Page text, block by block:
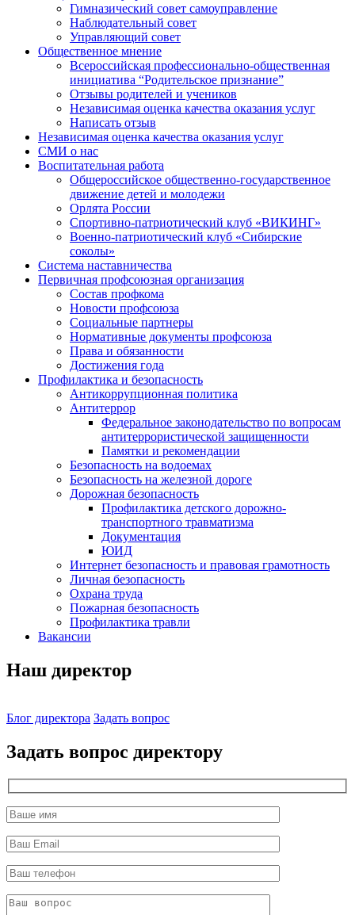
Гимназический совет самоуправление
Наблюдательный совет
Управляющий совет
Общественное мнение
Всероссийская профессионально-общественная
инициатива “Родительское признание”
Отзывы родителей и учеников
Независимая оценка качества оказания услуг
Написать отзыв
Независимая оценка качества оказания услуг
СМИ о нас
Воспитательная работа
Общероссийское общественно-государственное
движение детей и молодежи
Орлята России
Спортивно-патриотический клуб «ВИКИНГ»
Военно-патриотический клуб «Сибирские
соколы»
Система наставничества
Первичная профсоюзная организация
Состав профкома
Новости профсоюза
Социальные партнеры
Нормативные документы профсоюза
Права и обязанности
Достижения года
Профилактика и безопасность
Антикоррупционная политика
Антитеррор
Федеральное законодательство по вопросам
антитеррористической защищенности
Памятки и рекомендации
Безопасность на водоемах
Безопасность на железной дороге
Дорожная безопасность
Профилактика детского дорожно-
транспортного травматизма
Документация
ЮИД
Интернет безопасность и правовая грамотность
Личная безопасность
Охрана труда
Пожарная безопасность
Профилактика травли
Вакансии
Наш директор
Блог директора Задать вопрос
Задать вопрос директору